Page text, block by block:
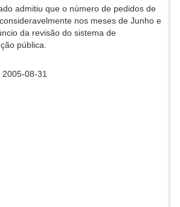
admitiu que o número de pedidos de
nos meses de Junho e
da revisão do sistema de
pública.
08-31